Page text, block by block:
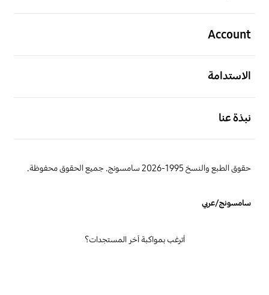
Account
الاستدامة
نبذة عنا
حقوق الطبع والنسخ 1995-2026 سامسونج. جميع الحقوق محفوظة.
سامسونج/عربي
أترغب بمواكبة آخر المستجدات؟